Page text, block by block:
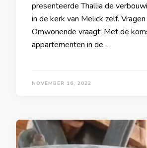
presenteerde Thallia de
in de kerk van Melick zelf. Vragen
Omwonende vraagt: Met de
appartementen in de …
NOVEMBER 16, 2022